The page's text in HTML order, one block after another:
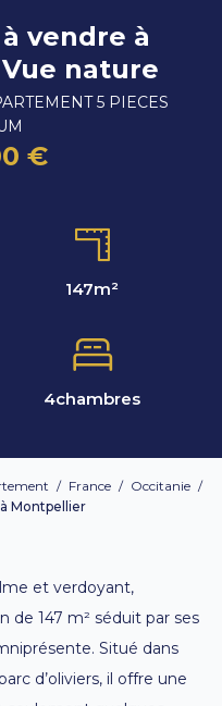
vendre à
nature
5 PIECES
€
147m²
4chambres
/ France / Occitanie /
Montpellier
et verdoyant,
de 147 m² séduit par ses
Situé dans
d’oliviers, il offre une